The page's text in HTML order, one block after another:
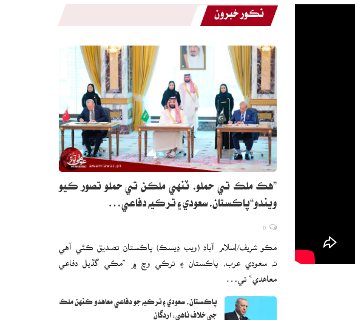
نڪور خبرون
”هڪ ملڪ تي حملو، ٽنهي ملڪن تي حملو تصور ڪيو
ويندو“پاڪستان، سعودي ۽ ترڪيه دفاعي…
مڪو شريف/اسلام آباد (ويب ڊيسڪ) پاڪستان تصديق ڪئي آهي
ته سعودي عرب، پاڪستان ۽ ترڪي وچ ۾ ”مڪي گڏيل دفاعي
معاهدي“ تي…
پاڪستان، سعودي ۽ ترڪيه جو دفاعي معاهدو ڪنهن ملڪ
جي خلاف ناهي: اردگان